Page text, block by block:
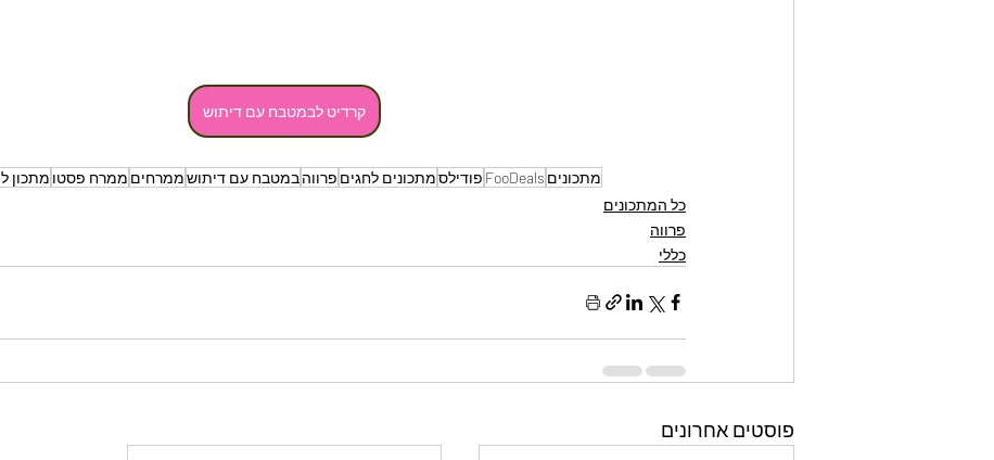
קרדיט לבמטבח עם דיתוש
מתכונים FooDeals פודילסמתכונים לחגים פרווהבמטבח עם דיתושממרחים ממרח פסטו מתכון
כל המתכונים
פרווה
כללי
פוסטים אחרונים